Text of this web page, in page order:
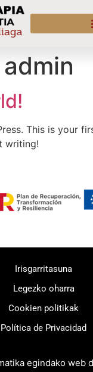
admin
This is your
writing!
Irisgarritasuna
Legezko oharra
Cookien politikak
Política de Privacidad
egindako web